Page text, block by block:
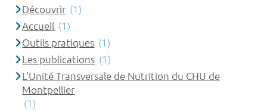
Découvrir (1)
Accueil (1)
Outils pratiques (1)
Les publications (1)
L'Unité Transversale de Nutrition du CHU de
Montpellier
(1)